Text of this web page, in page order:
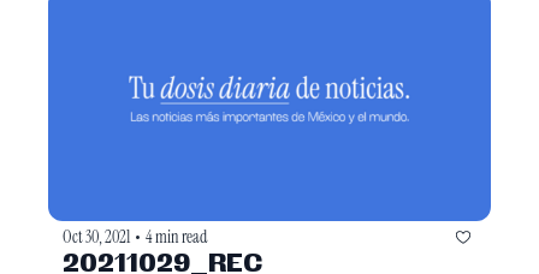
Oct 30, 2021 • 4 min read
20211029_REC